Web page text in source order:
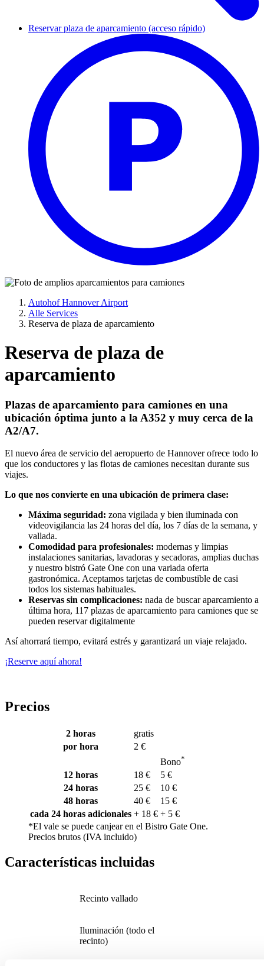
Reservar plaza de aparcamiento (acceso rápido)
Autohof Hannover Airport
Alle Services
Reserva de plaza de aparcamiento
Reserva de plaza de
aparcamiento
Plazas de aparcamiento para camiones en una
ubicación óptima junto a la A352 y muy cerca de la
A2/A7.
El nuevo área de servicio del aeropuerto de Hannover ofrece todo lo
que los conductores y las flotas de camiones necesitan durante sus
viajes.
Lo que nos convierte en una ubicación de primera clase:
Máxima seguridad: zona vigilada y bien iluminada con
videovigilancia las 24 horas del día, los 7 días de la semana, y
vallada.
Comodidad para profesionales: modernas y limpias
instalaciones sanitarias, lavadoras y secadoras, amplias duchas
y nuestro bistró Gate One con una variada oferta
gastronómica. Aceptamos tarjetas de combustible de casi
todos los sistemas habituales.
Reservas sin complicaciones: nada de buscar aparcamiento a
última hora, 117 plazas de aparcamiento para camiones que se
pueden reservar digitalmente
Así ahorrará tiempo, evitará estrés y garantizará un viaje relajado.
¡Reserve aquí ahora!
Precios
2 horas
gratis
por hora
2 €
Bono*
12 horas 18 €
5 €
24 horas 25 €
10 €
48 horas 40 €
15 €
cada 24 horas adicionales + 18 € + 5 €
*El vale se puede canjear en el Bistro Gate One.
Precios brutos (IVA incluido)
Características incluidas
Recinto vallado
Iluminación (todo el
recinto)